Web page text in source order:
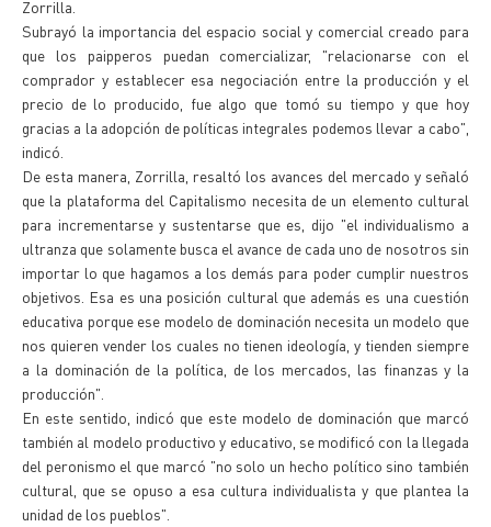
Zorrilla.
Subrayó la importancia del espacio social y comercial creado para
que los paipperos puedan comercializar, "relacionarse con el
comprador y establecer esa negociación entre la producción y el
precio de lo producido, fue algo que tomó su tiempo y que hoy
gracias a la adopción de políticas integrales podemos llevar a cabo",
indicó.
De esta manera, Zorrilla, resaltó los avances del mercado y señaló
que la plataforma del Capitalismo necesita de un elemento cultural
para incrementarse y sustentarse que es, dijo "el individualismo a
ultranza que solamente busca el avance de cada uno de nosotros sin
importar lo que hagamos a los demás para poder cumplir nuestros
objetivos. Esa es una posición cultural que además es una cuestión
educativa porque ese modelo de dominación necesita un modelo que
nos quieren vender los cuales no tienen ideología, y tienden siempre
a la dominación de la política, de los mercados, las finanzas y la
producción".
En este sentido, indicó que este modelo de dominación que marcó
también al modelo productivo y educativo, se modificó con la llegada
del peronismo el que marcó "no solo un hecho político sino también
cultural, que se opuso a esa cultura individualista y que plantea la
unidad de los pueblos".